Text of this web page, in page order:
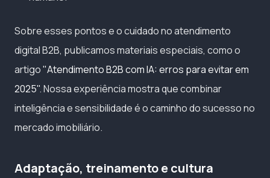
Sobre esses pontos e o cuidado no atendimento
digital B2B, publicamos materiais especiais, como o
artigo"Atendimento B2B com IA: erros para evitar em
2025". Nossa experiência mostra que combinar
inteligência e sensibilidade é o caminho do sucesso no
mercado imobiliário.
Adaptação, treinamento e cultura